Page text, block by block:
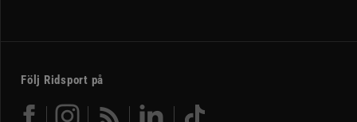
Följ Ridsport på